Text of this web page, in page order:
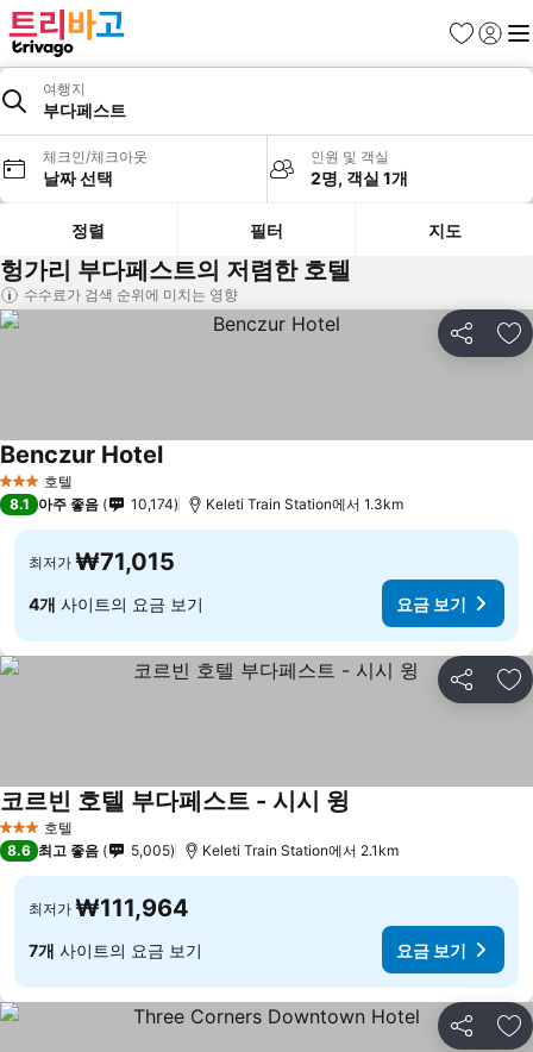
즐겨찾기
로그인
메
여행지
부다페스트
체크인/체크아웃
날짜 선택
인원 및 객실
2명, 객실 1개
정렬 필터 지도
헝가리 부다페스트의 저렴한 호텔
수수료가 검색 순위에 미치는 영향
공유 즐
3 성급 호텔
Benczur Hotel
8.1 아주 좋음 10,174 Keleti Train Station에서 1.3km
최저가 ₩71,015
4개 사이트의 요금 보기 요금 보기
공유 즐
3 성급 호텔
코르빈 호텔 부다페스트 - 시시 윙
8.6 최고 좋음 5,005 Keleti Train Station에서 2.1km
최저가 ₩111,964
7개 사이트의 요금 보기 요금 보기
공유 즐